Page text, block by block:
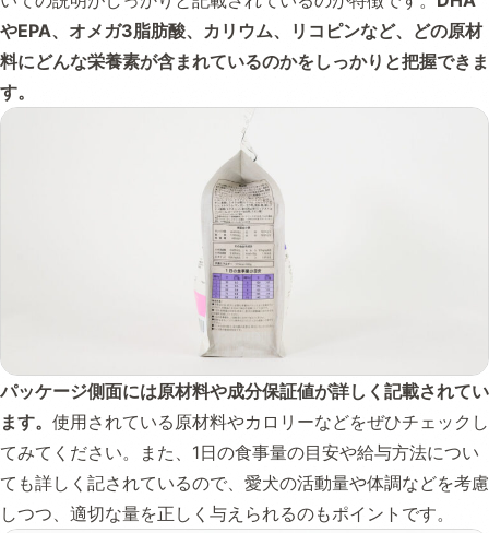
やEPA、オメガ3脂肪酸、カリウム、リコピンなど、どの原材
料にどんな栄養素が含まれているのかをしっかりと把握できま
す。
パッケージ側面には原材料や成分保証値が詳しく記載されてい
ます。 使用されている原材料やカロリーなどをぜひチェックし
てみてください。また、1日の食事量の目安や給与方法につい
ても詳しく記されているので、愛犬の活動量や体調などを考慮
しつつ、適切な量を正しく与えられるのもポイントです。